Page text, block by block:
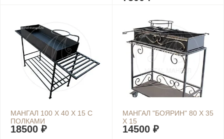
МАНГАЛ 100 Х 40 Х 15 С
ПОЛКАМИ
18500 ₽
МАНГАЛ "БОЯРИН" 80 Х 35
Х 15
14500 ₽